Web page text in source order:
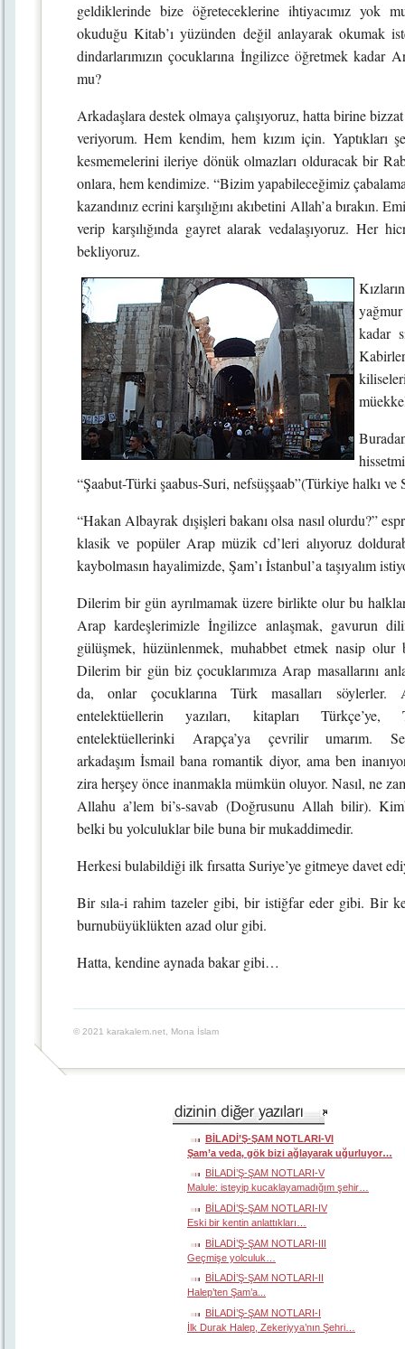
geldiklerinde bize öğreteceklerine ihtiyacımız yok
okuduğu Kitab’ı yüzünden değil anlayarak okumak
dindarlarımızın çocuklarına İngilizce öğretmek kadar
mu?
Arkadaşlara destek olmaya çalışıyoruz, hatta birine
veriyorum. Hem kendim, hem kızım için. Yaptıkları
kesmemelerini ileriye dönük olmazları olduracak bir
onlara, hem kendimize. “Bizim yapabileceğimiz
kazandınız ecrini karşılığını akıbetini Allah’a bırakın.
verip karşılığında gayret alarak vedalaşıyoruz. Her
bekliyoruz.
kadar
“Şaabut-Türki şaabus-Suri, nefsüşşaab”(Türkiye halkı ve
“Hakan Albayrak dışişleri bakanı olsa nasıl olurdu?”
klasik ve popüler Arap müzik cd’leri alıyoruz
kaybolmasın hayalimizde, Şam’ı İstanbul’a taşıyalım
Dilerim bir gün ayrılmamak üzere birlikte olur bu
Arap kardeşlerimizle İngilizce anlaşmak, gavurun
gülüşmek, hüzünlenmek, muhabbet etmek nasip olur
Dilerim bir gün biz çocuklarımıza Arap masallarını
da, onlar çocuklarına Türk masalları söylerler.
entelektüellerin yazıları, kitapları Türkçe’ye,
entelektüellerinki Arapça’ya çevrilir umarım.
arkadaşım İsmail bana romantik diyor, ama ben
zira herşey önce inanmakla mümkün oluyor. Nasıl, ne
Allahu a’lem bi’s-savab (Doğrusunu Allah bilir).
belki bu yolculuklar bile buna bir mukaddimedir.
Herkesi bulabildiği ilk fırsatta Suriye’ye gitmeye davet
Bir sıla-i rahim tazeler gibi, bir istiğfar eder gibi. Bir
burnubüyüklükten azad olur gibi.
Hatta, kendine aynada bakar gibi…
© 2021 karakalem.net, Mona İslam
BİLADİ’Ş-ŞAM NOTLARI-VI
Şam’a veda, gök bizi ağlayarak uğurluyor…
BİLADİ’Ş-ŞAM NOTLARI-V
Malule: isteyip kucaklayamadığım şehir…
BİLADİ’Ş-ŞAM NOTLARI-IV
Eski bir kentin anlattıkları…
BİLADİ’Ş-ŞAM NOTLARI-III
Geçmişe yolculuk…
BİLADİ’Ş-ŞAM NOTLARI-II
Halep’ten Şam’a...
BİLADİ’Ş-ŞAM NOTLARI-I
İlk Durak Halep, Zekeriyya’nın Şehri…